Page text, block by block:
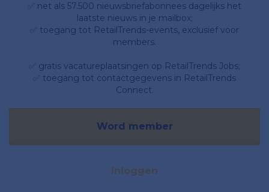
✅ net als 57.500 nieuwsbriefabonnees dagelijks het
laatste nieuws in je mailbox;
✅ toegang tot RetailTrends-events, exclusief voor
members.
✅ gratis vacatureplaatsingen op RetailTrends Jobs;
✅ toegang tot contactgegevens in RetailTrends
Connect.
Word member
Inloggen